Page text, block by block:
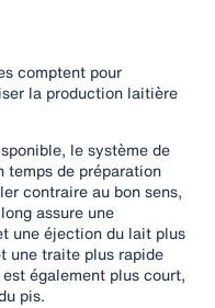
comptent pour
la production laitière
le système de
de préparation
contraire au bon sens,
assure une
une éjection du lait plus
une traite plus rapide
également plus court,
pis.